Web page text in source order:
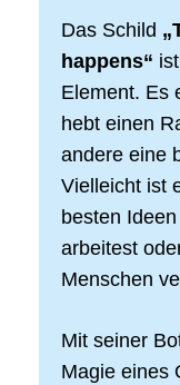
Das Schild
happens“
Element. Es
hebt einen
andere eine
Vielleicht ist
besten
arbeitest
Menschen
Mit seiner
Magie eines